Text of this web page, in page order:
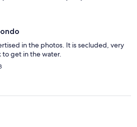
in the photos. It is secluded, very
to get in the water.